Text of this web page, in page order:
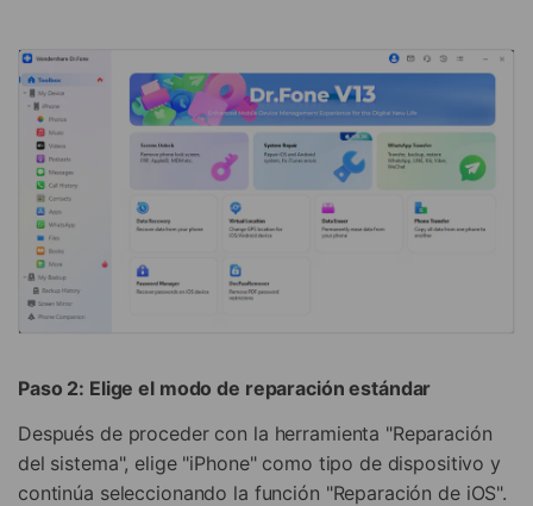
Paso 2: Elige el modo de reparación estándar
Después de proceder con la herramienta "Reparación
del sistema", elige "iPhone" como tipo de dispositivo y
continúa seleccionando la función "Reparación de iOS".